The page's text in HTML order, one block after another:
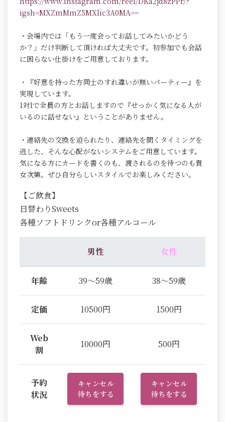
igsh=MXZmMmZ5MXlic3A0MA==
・会場内では「もう一度会ってお話してみたいかどう
か？」だけ判断して頂ければ大丈夫です。初参加でも会話
に困らない仕掛けをご用意しております。
・『好意を持った方同士のすれ違いが無いパーティー』を
実現しています。
1対1で全員の方とお話しますので『せっかく気になる人が
いるのに話せない』ということがありません。
・連絡先の交換を迫られたり、連絡先を聞くタイミングを
逃した、そんな心配がないシステムをご用意しています。
気になる方にカードを書くのも、渡されるのを待つのも貴
女次第。ぜひ自分らしいスタイルでお楽しみください。
【ご飲食】
日替わりSweets
各種ソフトドリンクor各種アルコール
男性 女性
年齢 39～59歳 38～59歳
定価 10500円 1500円
Web
割
10000円 500円
予約
状況
キャンセル
待ちをする
キャンセル
待ちをする